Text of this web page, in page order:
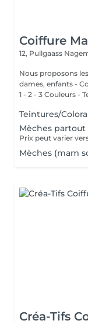
Coiffure
12, Pullgaass
Nous proposons les services
dames, enfants -
1 - 2 - 3 Couleurs -
Teintures/
Mèches partout
Mèches (mam
Créa-Tifs